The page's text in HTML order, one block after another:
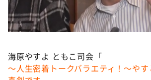
海原やすよ ともこ司会「
～人生密着トークバラエティ！～や